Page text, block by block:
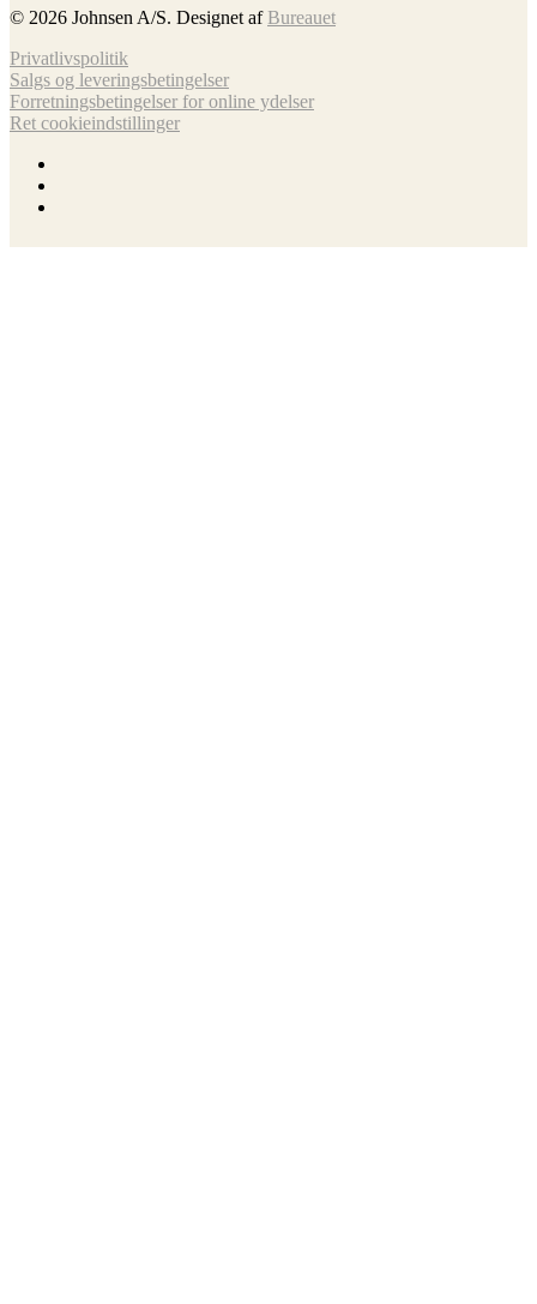
© 2026 Johnsen A/S. Designet af Bureauet
Privatlivspolitik
Salgs og leveringsbetingelser
Forretnings­betingelser for online ydelser
Ret cookieindstillinger